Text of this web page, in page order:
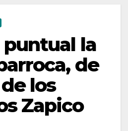
puntual la
de
los
Zapico